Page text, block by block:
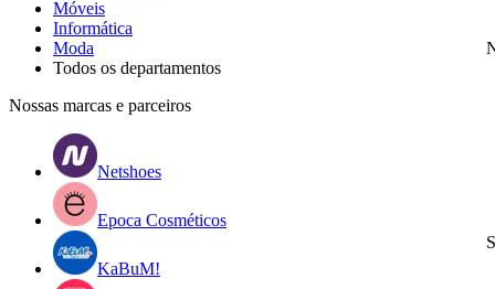
Móveis
Informática
Moda
Todos os departamentos
Nossas marcas e parceiros
Netshoes
Epoca Cosméticos
KaBuM!